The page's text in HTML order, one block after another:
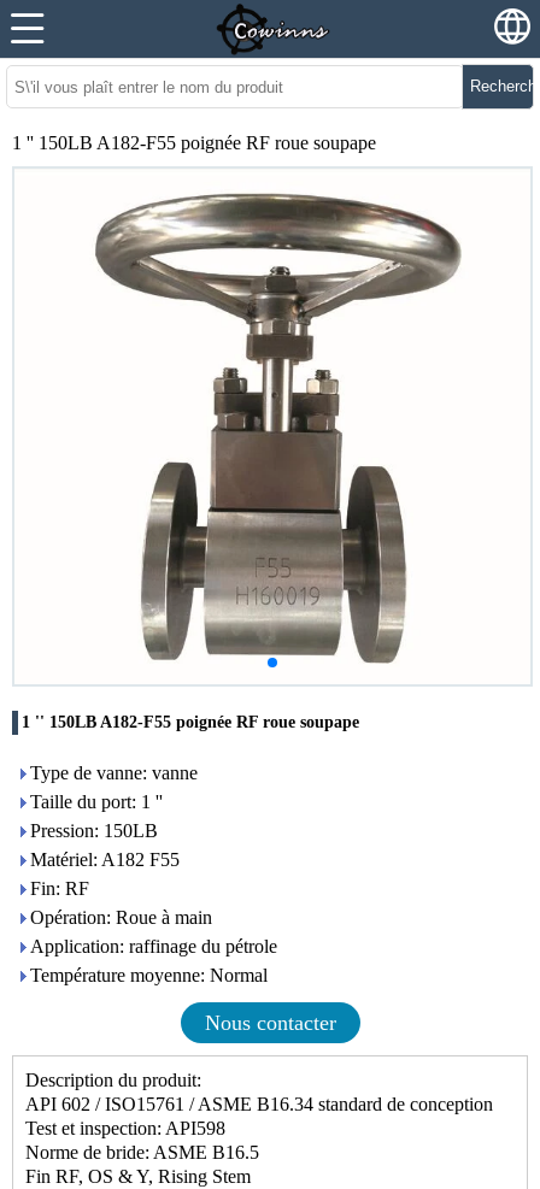
1 '' 150LB A182-F55 poignée RF roue soupape
1 '' 150LB A182-F55 poignée RF roue soupape
Type de vanne: vanne
Taille du port: 1 ''
Pression: 150LB
Matériel: A182 F55
Fin: RF
Opération: Roue à main
Application: raffinage du pétrole
Température moyenne: Normal
Nous contacter
Description du produit:
API 602 / ISO15761 / ASME B16.34 standard de conception
Test et inspection: API598
Norme de bride: ASME B16.5
Fin RF, OS & Y, Rising Stem